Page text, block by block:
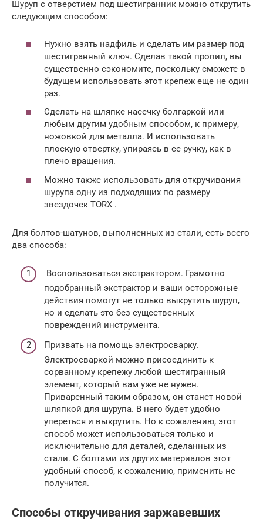
Шуруп с отверстием под шестигранник можно открутить
следующим способом:
Нужно взять надфиль и сделать им размер под
шестигранный ключ. Сделав такой пропил, вы
существенно сэкономите, поскольку сможете в
будущем использовать этот крепеж еще не один
раз.
Сделать на шляпке насечку болгаркой или
любым другим удобным способом, к примеру,
ножовкой для металла. И использовать
плоскую отвертку, упираясь в ее ручку, как в
плечо вращения.
Можно также использовать для откручивания
шурупа одну из подходящих по размеру
звездочек TORX .
Для болтов-шатунов, выполненных из стали, есть всего
два способа:
Воспользоваться экстрактором. Грамотно
подобранный экстрактор и ваши осторожные
действия помогут не только выкрутить шуруп,
но и сделать это без существенных
повреждений инструмента.
Призвать на помощь электросварку.
Электросваркой можно присоединить к
сорванному крепежу любой шестигранный
элемент, который вам уже не нужен.
Приваренный таким образом, он станет новой
шляпкой для шурупа. В него будет удобно
упереться и выкрутить. Но к сожалению, этот
способ может использоваться только и
исключительно для деталей, сделанных из
стали. С болтами из других материалов этот
удобный способ, к сожалению, применить не
получится.
Способы откручивания заржавевших